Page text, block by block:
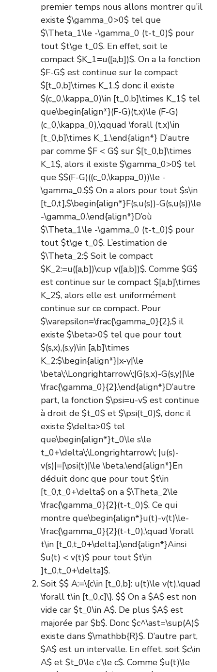
premier temps nous allons montrer qu’il
existe $\gamma_0>0$ tel que
$\Theta_1\le -\gamma_0 (t-t_0)$ pour
tout $t\ge t_0$. En effet, soit le
compact $K_1=u([a,b])$. On a la fonction
$F-G$ est continue sur le compact
$[t_0,b]\times K_1,$ donc il existe
$(c_0,\kappa_0)\in [t_0,b]\times K_1$ tel
que\begin{align*}(F-G)(t,x)\le (F-G)
(c_0,\kappa_0),\qquad \forall (t,x)\in
[t_0,b]\times K_1.\end{align*} D’autre
par comme $F < G$ sur $[t_0,b]\times
K_1$, alors il existe $\gamma_0>0$ tel
que $$(F-G)((c_0,\kappa_0))\le -
\gamma_0.$$ On a alors pour tout $s\in
[t_0,t],$\begin{align*}F(s,u(s))-G(s,u(s))\le
-\gamma_0.\end{align*}D’où
$\Theta_1\le -\gamma_0 (t-t_0)$ pour
tout $t\ge t_0$. L’estimation de
$\Theta_2:$ Soit le compact
$K_2:=u([a,b])\cup v([a,b])$. Comme $G$
est continue sur le compact $[a,b]\times
K_2$, alors elle est uniformément
continue sur ce compact. Pour
$\varepsilon=\frac{\gamma_0}{2},$ il
existe $\beta>0$ tel que pour tout
$(s,x),(s,y)\in [a,b]\times
K_2:$\begin{align*}|x-y|\le
\beta\;\Longrightarrow\;|G(s,x)-G(s,y)|\le
\frac{\gamma_0}{2}.\end{align*}D’autre
part, la fonction $\psi=u-v$ est continue
à droit de $t_0$ et $\psi(t_0)$, donc il
existe $\delta>0$ tel
que\begin{align*}t_0\le s\le
t_0+\delta\;\Longrightarrow\; |u(s)-
v(s)|=|\psi(t)|\le \beta.\end{align*}En
déduit donc que pour tout $t\in
[t_0,t_0+\delta$ on a $\Theta_2\le
\frac{\gamma_0}{2}(t-t_0)$. Ce qui
montre que\begin{align*}u(t)-v(t)\le-
\frac{\gamma_0}{2}(t-t_0),\quad \forall
t\in [t_0,t_0+\delta].\end{align*}Ainsi
$u(t) < v(t)$ pour tout $t\in
]t_0,t_0+\delta]$.
Soit $$ A:=\{c\in [t_0,b]: u(t)\le v(t),\quad
\forall t\in [t_0,c]\}. $$ On a $A$ est non
vide car $t_0\in A$. De plus $A$ est
majorée par $b$. Donc $c^\ast=\sup(A)$
existe dans $\mathbb{R}$. D’autre part,
$A$ est un intervalle. En effet, soit $c\in
A$ et $t_0\le c’\le c$. Comme $u(t)\le